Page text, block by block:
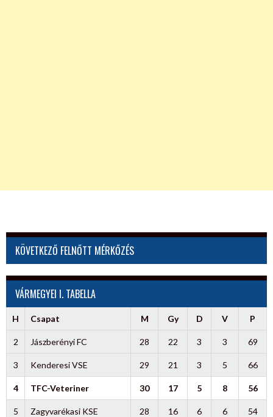
KÖVETKEZŐ FELNŐTT MÉRKŐZÉS
VÁRMEGYEI I. TABELLA
H Csapat M Gy D V P
2 Jászberényi FC 28 22 3 3 69
3 Kenderesi VSE 29 21 3 5 66
4 TFC-Veteriner 30 17 5 8 56
5 Zagyvarékasi KSE 28 16 6 6 54